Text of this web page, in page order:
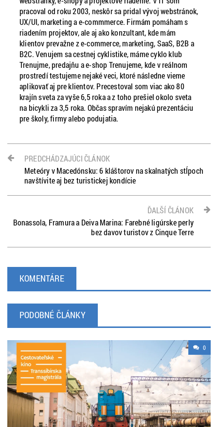
pracoval od roku 2003, neskôr sa pridal vývoj webstránok,
UX/UI, marketing a e-commmerce. Firmám pomáham s
riadením projektov, ale aj ako konzultant, kde mám
klientov prevažne z e-commerce, marketing, SaaS, B2B a
B2C. Venujem sa cestnej cyklistike, máme cyklo klub
Trenujme, predajňu a e-shop Trenujeme, kde v reálnom
prostredí testujeme nejaké veci, ktoré následne vieme
aplikovať aj pre klientov. Precestoval som viac ako 80
krajín sveta za vyše 6,5 roka a z toho prešiel okolo sveta
na bicykli za 3,5 roka. Občas spravím nejakú prezentáciu
pre školy, firmy alebo podujatia.
PREDCHÁDZAJÚCI ČLÁNOK
Meteóry v Macedónsku: 6 kláštorov na skalnatých stĺpoch
navštívite aj bez turistickej kondície
ĎALŠÍ ČLÁNOK
Bonassola, Framura a Deiva Marina: Farebné ligúrske perly
bez davov turistov z Cinque Terre
KOMENTÁRE
PODOBNÉ ČLÁNKY
0